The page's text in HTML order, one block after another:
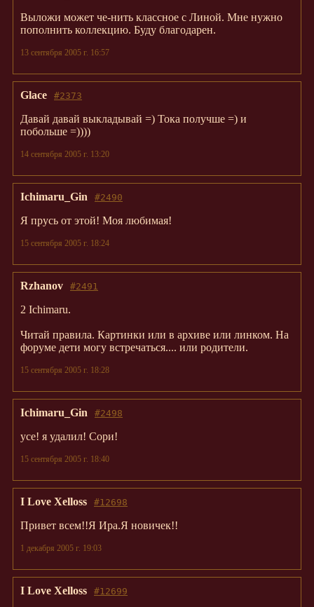
Выложи может че-нить классное с Линой. Мне нужно
пополнить коллекцию. Буду благодарен.
13 сентября 2005 г. 16:57
#2373
Glace
Давай давай выкладывай =) Тока получше =) и
побольше =))))
14 сентября 2005 г. 13:20
#2490
Ichimaru_Gin
Я прусь от этой! Моя любимая!
15 сентября 2005 г. 18:24
#2491
Rzhanov
2 Ichimaru.
Читай правила. Картинки или в архиве или линком. На
форуме дети могу встречаться.... или родители.
15 сентября 2005 г. 18:28
#2498
Ichimaru_Gin
усе! я удалил! Сори!
15 сентября 2005 г. 18:40
#12698
I Love Xelloss
Привет всем!!Я Ира.Я новичек!!
1 декабря 2005 г. 19:03
#12699
I Love Xelloss